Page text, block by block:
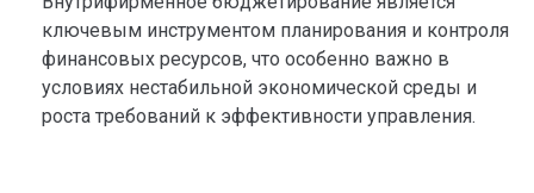
ключевым инструментом планирования и контроля
финансовых ресурсов, что особенно важно в
условиях нестабильной экономической среды и
роста требований к эффективности управления.